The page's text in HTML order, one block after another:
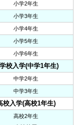
小学2年生
小学3年生
小学4年生
小学5年生
小学6年生
校入学(中学1年生)
中学2年生
中学3年生
校入学(高校1年生)
高校2年生